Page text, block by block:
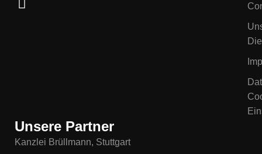
Unsere Partner
Kanzlei Brüllmann, Stuttgart